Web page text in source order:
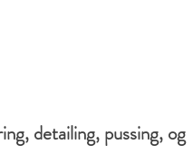
detailing, pussing, og